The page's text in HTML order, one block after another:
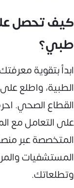
كيف تحصل
طبي؟
ابدأ بتقوية
الطبية، واطلع
القطاع الصحي.
على التعامل مع
المتخصصة عبر
المستشفيات
وتطلعاتك.